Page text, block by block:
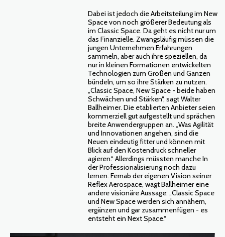
Dabei ist jedoch die Arbeitsteilung im New
Space von noch größerer Bedeutung als
im Classic Space. Da geht es nicht nur um
das Finanzielle. Zwangsläufig müssen die
jungen Unternehmen Erfahrungen
sammeln, aber auch ihre speziellen, da
nur in kleinen Formationen entwickelten
Technologien zum Großen und Ganzen
bündeln, um so ihre Stärken zu nutzen.
„Classic Space, New Space - beide haben
Schwächen und Stärken“, sagt Walter
Ballheimer. Die etablierten Anbieter seien
kommerziell gut aufgestellt und sprächen
breite Anwendergruppen an. „Was Agilität
und Innovationen angehen, sind die
Neuen eindeutig fitter und können mit
Blick auf den Kostendruck schneller
agieren.“ Allerdings müssten manche In
der Professionalisierung noch dazu
lernen. Fernab der eigenen Vision seiner
Reflex Aerospace, wagt Ballheimer eine
andere visionäre Aussage: „Classic Space
und New Space werden sich annähern,
ergänzen und gar zusammenfügen - es
entsteht ein Next Space.“